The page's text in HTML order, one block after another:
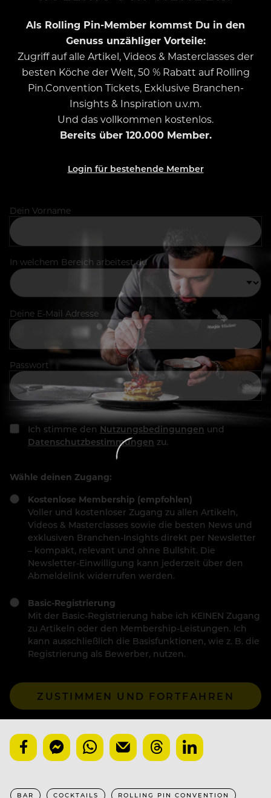
Als Rolling Pin-Member kommst Du in den
Genuss unzähliger Vorteile:
Zugriff auf alle Artikel, Videos & Masterclasses der
besten Köche der Welt, 50 % Rabatt auf Rolling
Pin.Convention Tickets, Exklusive Branchen-
Insights & Inspiration u.v.m.
Und das vollkommen kostenlos.
Bereits über 120.000 Member.
Login für bestehende Member
Dein Vorname
In welchem Bereich arbeitest du
Deine E-Mail Adresse
Passwort
Ich stimme den Nutzungsbedingungen und
Datenschutzbestimmungen zu.
Wähle deinen Zugang:
Kostenlose Membership (empfohlen)
Voller und kostenloser Zugang zu allen Artikeln,
Videos & Masterclasses sowie die besten News und
exklusiven Branchen-Insights direkt per Newsletter
– kompakt, relevant und ohne Bullshit. Die
Newsletter-Einwilligung kann jederzeit über den
Abmeldelink widerrufen werden.
Basic-Registrierung
Mit der Basic-Registrierung habe ich KEINEN Zugang
zu Artikeln oder den Membership-Leistungen. Ich
kann ausschließlich die Basisfunktionen, wie z. B. die
Registrierung als Bewerber, nutzen.
ZUSTIMMEN UND FORTFAHREN
BAR COCKTAILS ROLLING PIN CONVENTION